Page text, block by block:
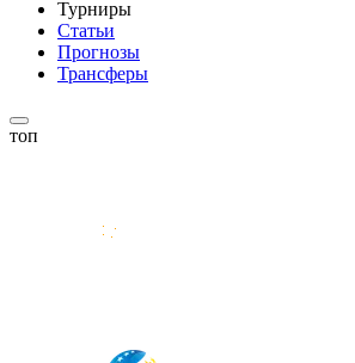
Турниры
Статьи
Прогнозы
Трансферы
топ